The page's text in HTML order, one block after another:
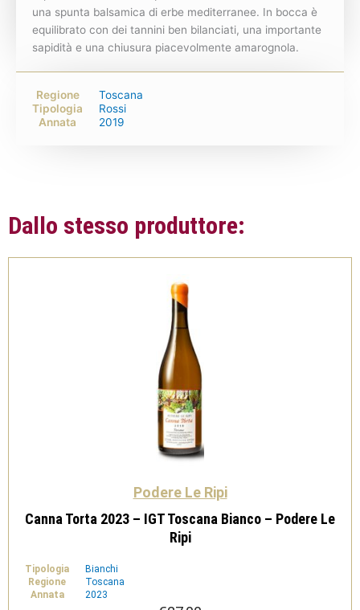
una spunta balsamica di erbe mediterranee. In bocca è
equilibrato con dei tannini ben bilanciati, una importante
sapidità e una chiusura piacevolmente amarognola.
Regione
Toscana
Tipologia
Rossi
Annata
2019
Dallo stesso produttore:
Podere Le Ripi
Canna Torta 2023 – IGT Toscana Bianco – Podere Le
Ripi
Tipologia
Bianchi
Regione
Toscana
Annata
2023